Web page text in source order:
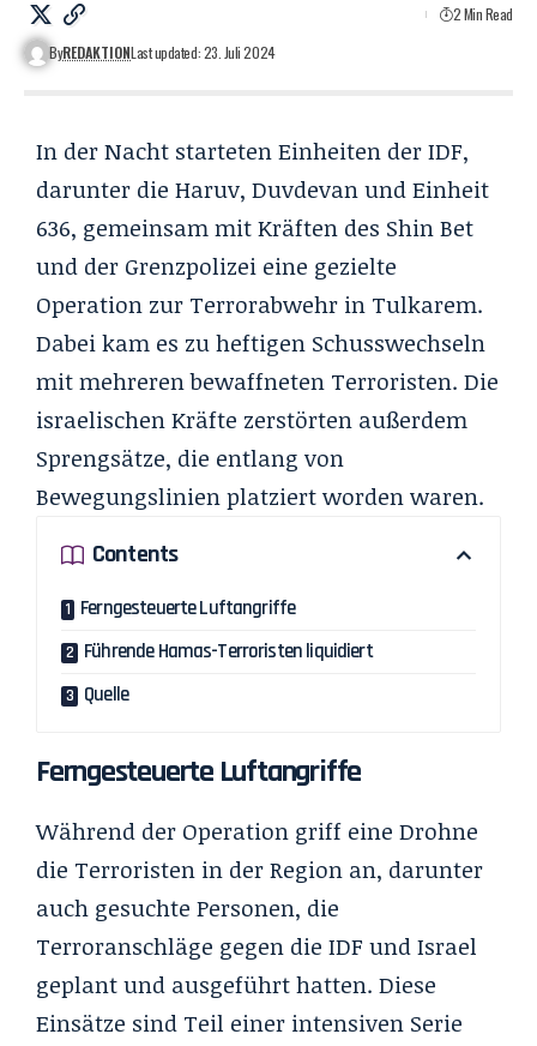
ByREDAKTIONLast updated: 23. Juli 2024
2 Min Read
In der Nacht starteten Einheiten der IDF,
darunter die Haruv, Duvdevan und Einheit
636, gemeinsam mit Kräften des Shin Bet
und der Grenzpolizei eine gezielte
Operation zur Terrorabwehr in Tulkarem.
Dabei kam es zu heftigen Schusswechseln
mit mehreren bewaffneten Terroristen. Die
israelischen Kräfte zerstörten außerdem
Sprengsätze, die entlang von
Bewegungslinien platziert worden waren.
Contents
Ferngesteuerte Luftangriffe
Führende Hamas-Terroristen liquidiert
Quelle
Ferngesteuerte Luftangriffe
Während der Operation griff eine Drohne
die Terroristen in der Region an, darunter
auch gesuchte Personen, die
Terroranschläge gegen die IDF und Israel
geplant und ausgeführt hatten. Diese
Einsätze sind Teil einer intensiven Serie